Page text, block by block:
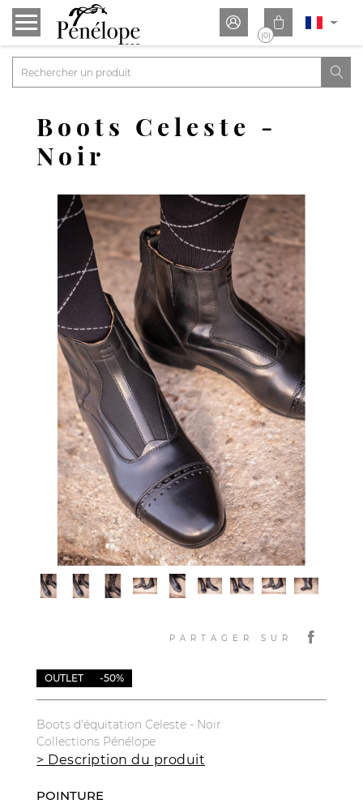
 
(0)

PARTAGER SUR
Boots Celeste -
Noir
OUTLET -50%
Boots d'équitation Celeste - Noir
Collections Pénélope
> Description du produit
POINTURE